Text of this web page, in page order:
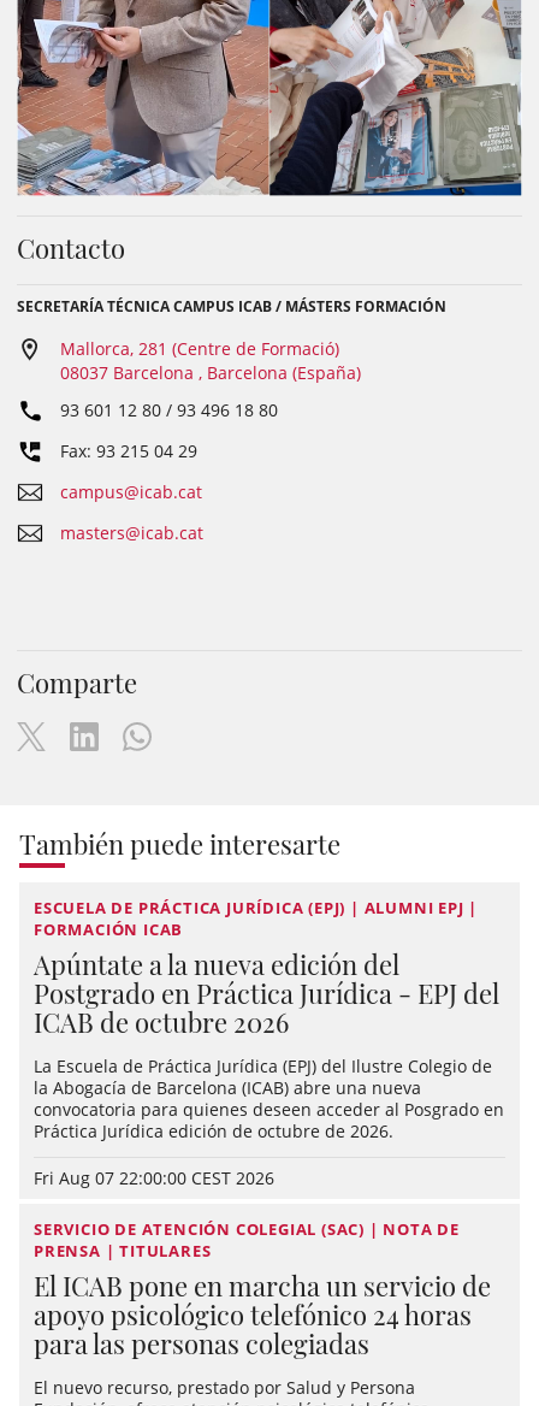
Contacto
SECRETARÍA TÉCNICA CAMPUS ICAB / MÁSTERS FORMACIÓN
Mallorca, 281 (Centre de Formació)
08037 Barcelona , Barcelona (España)
93 601 12 80 / 93 496 18 80
Fax: 93 215 04 29
campus@icab.cat
masters@icab.cat
Comparte
También puede interesarte
ESCUELA DE PRÁCTICA JURÍDICA (EPJ) | ALUMNI EPJ |
FORMACIÓN ICAB
Apúntate a la nueva edición del
Postgrado en Práctica Jurídica - EPJ del
ICAB de octubre 2026
La Escuela de Práctica Jurídica (EPJ) del Ilustre Colegio de
la Abogacía de Barcelona (ICAB) abre una nueva
convocatoria para quienes deseen acceder al Posgrado en
Práctica Jurídica edición de octubre de 2026.
Fri Aug 07 22:00:00 CEST 2026
SERVICIO DE ATENCIÓN COLEGIAL (SAC) | NOTA DE
PRENSA | TITULARES
El ICAB pone en marcha un servicio de
apoyo psicológico telefónico 24 horas
para las personas colegiadas
El nuevo recurso, prestado por Salud y Persona